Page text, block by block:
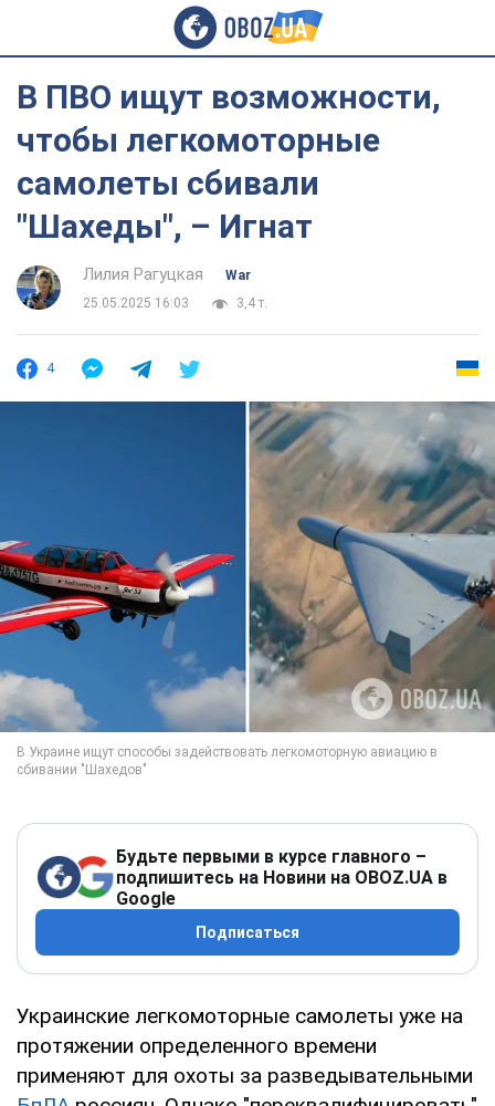
В ПВО ищут возможности,
чтобы легкомоторные
самолеты сбивали
"Шахеды", – Игнат
Лилия Рагуцкая
War
25.05.2025 16:03
3,4 т.
4
Будьте первыми в курсе главного –
подпишитесь на Новини на OBOZ.UA в
Google
Подписаться
Украинские легкомоторные самолеты уже на
протяжении определенного времени
применяют для охоты за разведывательными